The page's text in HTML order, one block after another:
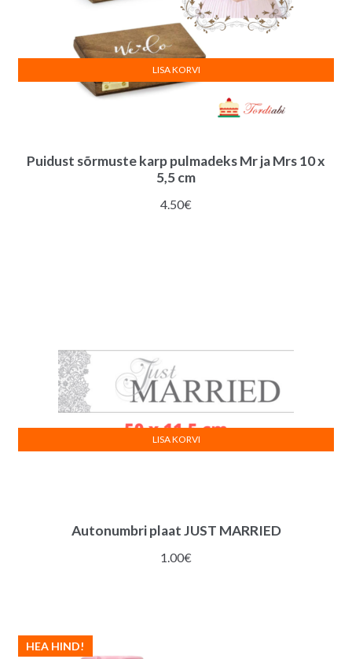
Puidust sõrmuste karp pulmadeks Mr ja Mrs 10 x
5,5 cm
4.50€
LISA KORVI
Autonumbri plaat JUST MARRIED
1.00€
LISA KORVI
HEA HIND!